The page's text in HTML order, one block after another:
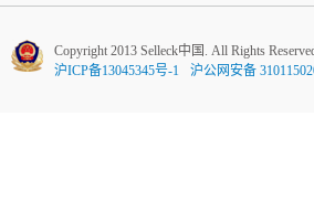
Copyright 2013 Selleck中国. All Rights
沪ICP备13045345号-1
沪公网安备